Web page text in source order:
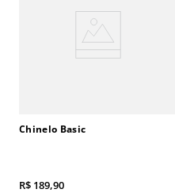
Chinelo Basic
R$ 189,90